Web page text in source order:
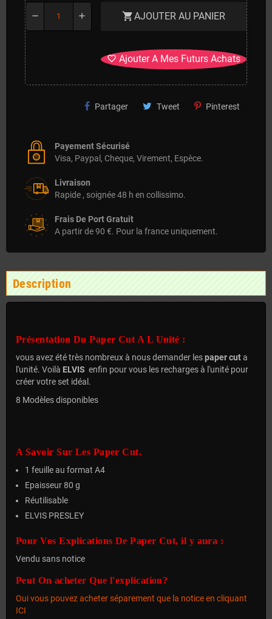
remove add shopping_cartAJOUTER AU PANIER
favorite_border Ajouter A Mes Futurs Achats
Partager Tweet Pinterest
Payement Sécurisé
Visa, Paypal, Cheque, Virement, Espèce.
Livraison
Rapide , soignée 48 h en collissimo.
Frais De Port Gratuit
A partir de 90 €. Pour la france uniquement.
Description
Présentation Du Paper Cut A L Unité :
vous avez été très nombreux à nous demander lespaper cuta
l'unité. Voilà ELVIS enfin pour vous les recharges à l'unité pour
créer votre set idéal.
8 Modèles disponibles
A Savoir Sur Les Paper Cut.
1 feuille au format A4
Epaisseur 80 g
Réutilisable
ELVIS PRESLEY
Pour Vos Explications De Paper Cut, il y aura :
Vendu sans notice
Peut On acheter Que l'explication?
Oui vous pouvez acheter séparement que la notice en cliquant
ICI